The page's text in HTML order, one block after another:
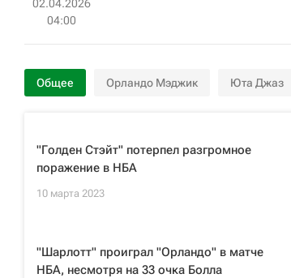
02.04.2026
04:00
Общее Орландо Мэджик Юта Джаз
"Голден Стэйт" потерпел разгромное
поражение в НБА
10 марта 2023
"Шарлотт" проиграл "Орландо" в матче
НБА, несмотря на 33 очка Болла